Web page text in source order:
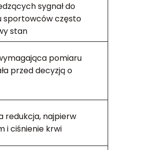
sygnał do
sportowców często
stan
pomiaru
przed decyzją o
redukcja, najpierw
i ciśnienie krwi